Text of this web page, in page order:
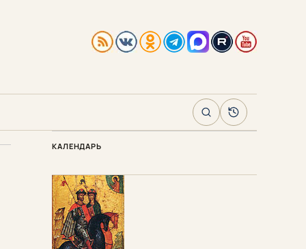
ПоискАрхив
КАЛЕНДАРЬ